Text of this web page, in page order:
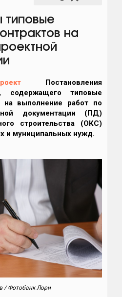
типовые
на
Постановления
содержащего типовые
на выполнение работ по
документации (ПД)
строительства (ОКС)
и муниципальных нужд.
/ Фотобанк Лори